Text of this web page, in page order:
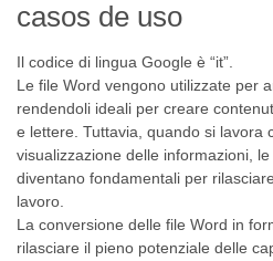
casos de uso
Il codice di lingua Google è “it”.
Le file Word vengono utilizzate per
rendendoli ideali per creare
e lettere. Tuttavia, quando si lavora
visualizzazione delle informazioni,
diventano fondamentali per
lavoro.
La conversione delle file Word in
rilasciare il pieno potenziale delle